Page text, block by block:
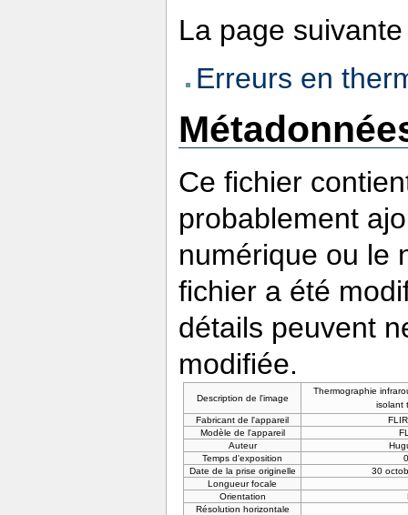
La page
Erreurs en
Ce fichier
probablement
numérique ou le
fichier a été
détails peuvent
modifiée.
Description de l'image
Thermographie
isolant
Fabricant de l'appareil
Modèle de l'appareil
Auteur
Temps d'exposition
Date de la prise originelle
30
Longueur focale
Orientation
Résolution horizontale